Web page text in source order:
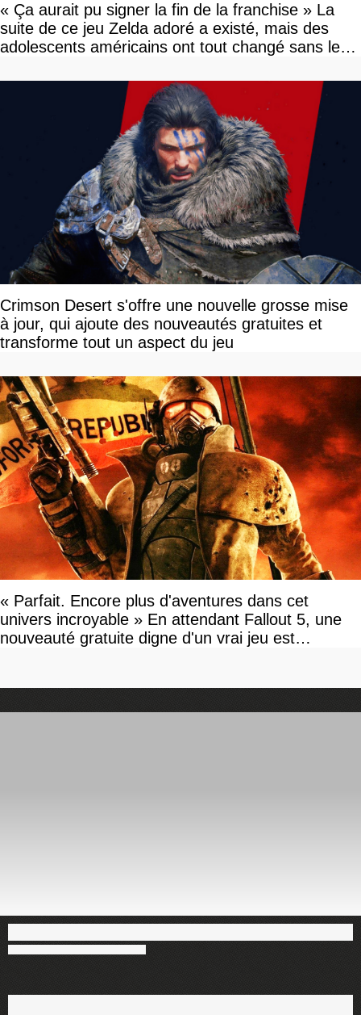
« Ça aurait pu signer la fin de la franchise » La
suite de ce jeu Zelda adoré a existé, mais des
adolescents américains ont tout changé sans le
Crimson Desert s'offre une nouvelle grosse mise
à jour, qui ajoute des nouveautés gratuites et
transforme tout un aspect du jeu
« Parfait. Encore plus d'aventures dans cet
univers incroyable » En attendant Fallout 5, une
nouveauté gratuite digne d'un vrai jeu est